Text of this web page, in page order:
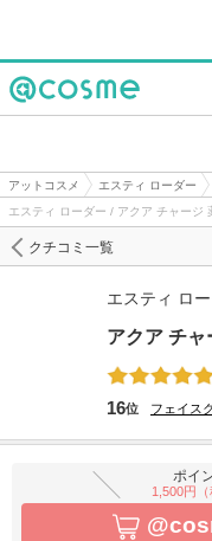
アットコスメ エスティ ローダー
エスティ ローダー / アクア チャージ
クチコミ一覧
エスティ ロ
アクア チャ
16位 フェイス
ポイ
1,500円